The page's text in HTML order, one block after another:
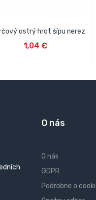
ostrý hrot šípu nerez
1,04 €
O nás
O nás
GDPR
Podrobne o